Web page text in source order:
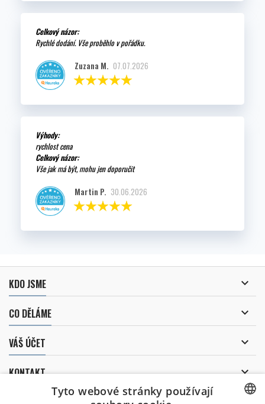
Celkový názor:
Rychlé dodání. Vše proběhlo v pořádku.
Zuzana M. 07.07.2026
Výhody:
rychlost cena
Celkový názor:
Vše jak má být, mohu jen doporučit
Martin P. 30.06.2026
KDO JSME 
CO DĚLÁME 
VÁŠ ÚČET 
KONTAKT 
Tyto webové stránky používají